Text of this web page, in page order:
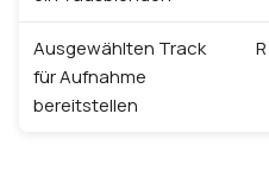
Ausgewählten Track
für Aufnahme
bereitstellen
R